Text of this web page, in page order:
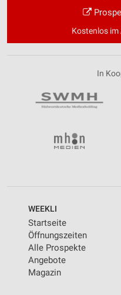
Kostenlos im
In
WEEKLI
Startseite
Öffnungszeiten
Alle Prospekte
Angebote
Magazin